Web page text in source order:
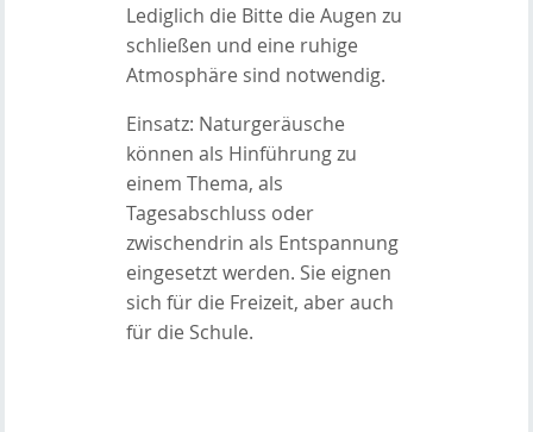
Lediglich die Bitte die Augen zu
schließen und eine ruhige
Atmosphäre sind notwendig.
Einsatz: Naturgeräusche
können als Hinführung zu
einem Thema, als
Tagesabschluss oder
zwischendrin als Entspannung
eingesetzt werden. Sie eignen
sich für die Freizeit, aber auch
für die Schule.